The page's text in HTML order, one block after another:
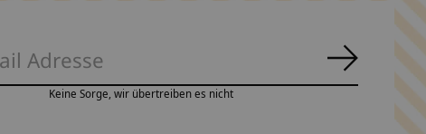
Keine Sorge, wir übertreiben es nicht